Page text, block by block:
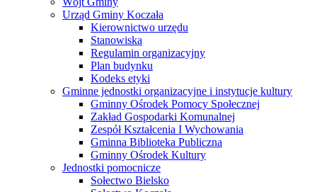
Urząd Gminy Koczała
Kierownictwo urzędu
Stanowiska
Regulamin organizacyjny
Plan budynku
Kodeks etyki
Gminne jednostki organizacyjne i instytucje kultury
Gminny Ośrodek Pomocy Społecznej
Zakład Gospodarki Komunalnej
Zespół Kształcenia I Wychowania
Gminna Biblioteka Publiczna
Gminny Ośrodek Kultury
Jednostki pomocnicze
Sołectwo Bielsko